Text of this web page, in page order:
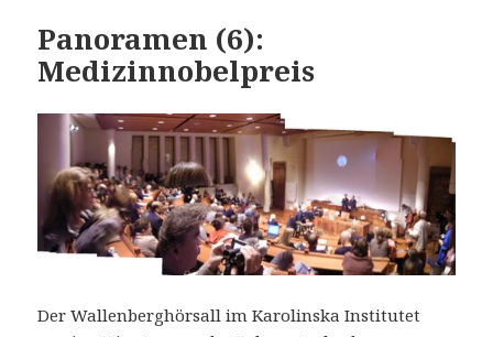
Panoramen (6):
Medizinnobelpreis
Der Wallenberghörsall im Karolinska Institutet